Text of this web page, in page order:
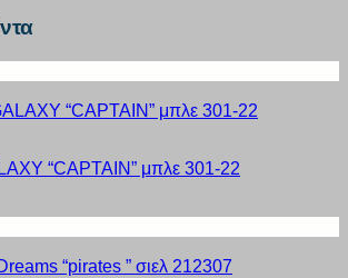
“CAPTAIN” μπλε 301-22